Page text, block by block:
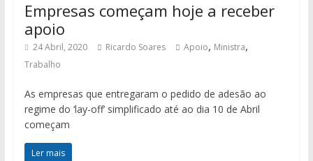
Empresas começam hoje a receber
apoio
24 Abril, 2020 Ricardo Soares Apoio, Ministra,
Trabalho
As empresas que entregaram o pedido de adesão ao
regime do ‘lay-off’ simplificado até ao dia 10 de Abril
começam
Ler mais